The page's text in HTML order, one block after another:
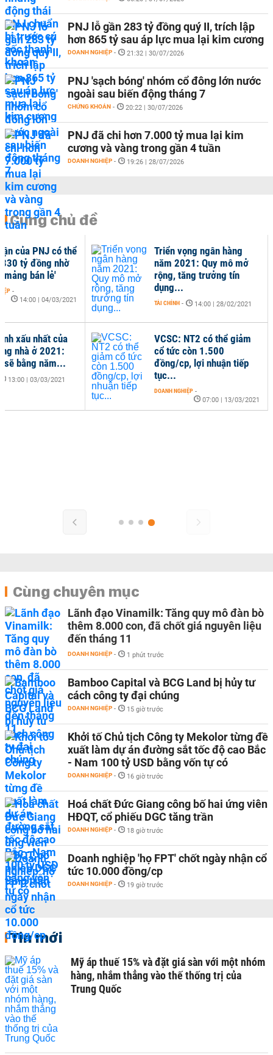
PNJ lỗ gần 283 tỷ đồng quý II, trích lập
hơn 865 tỷ sau áp lực mua lại kim cương
DOANH NGHIỆP - 21:32 | 30/07/2026
PNJ 'sạch bóng' nhóm cổ đông lớn nước
ngoài sau biến động tháng 7
CHỨNG KHOÁN - 20:22 | 30/07/2026
PNJ đã chi hơn 7.000 tỷ mua lại kim
cương và vàng trong gần 4 tuần
DOANH NGHIỆP - 19:26 | 28/07/2026
Cùng chủ đề
VCSC: NT2 có thể giảm
cổ tức còn 1.500
đồng/cp, lợi nhuận tiếp
tục...
DOANH NGHIỆP -
07:00 | 13/03/2021
của PNJ có thể
tỷ đồng nhờ
mảng bán lẻ'
-
14:00 | 04/03/2021
xấu nhất của
nhà ở 2021:
sẽ bằng năm...
13:00 | 03/03/2021
Triển vọng ngân hàng
năm 2021: Quy mô mở
rộng, tăng trưởng tín
dụng...
TÀI CHÍNH - 14:00 | 28/02/2021
Cùng chuyên mục
Lãnh đạo Vinamilk: Tăng quy mô đàn bò
thêm 8.000 con, đã chốt giá nguyên liệu
đến tháng 11
DOANH NGHIỆP - 1 phút trước
Bamboo Capital và BCG Land bị hủy tư
cách công ty đại chúng
DOANH NGHIỆP - 15 giờ trước
Khởi tố Chủ tịch Công ty Mekolor từng đề
xuất làm dự án đường sắt tốc độ cao Bắc
- Nam 100 tỷ USD bằng vốn tự có
DOANH NGHIỆP - 16 giờ trước
Hoá chất Đức Giang công bố hai ứng viên
HĐQT, cổ phiếu DGC tăng trần
DOANH NGHIỆP - 18 giờ trước
Doanh nghiệp 'họ FPT' chốt ngày nhận cổ
tức 10.000 đồng/cp
DOANH NGHIỆP - 19 giờ trước
Tin mới
Mỹ áp thuế 15% và đặt giá sàn với một nhóm
hàng, nhắm thẳng vào thế thống trị của
Trung Quốc